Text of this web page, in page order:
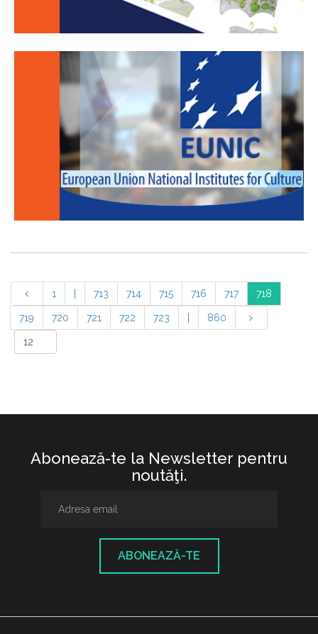
1 713 714 715 716 717 718
719 720 721 722 723 860
Abonează-te la Newsletter pentru
noutăţi.
ABONEAZĂ-TE